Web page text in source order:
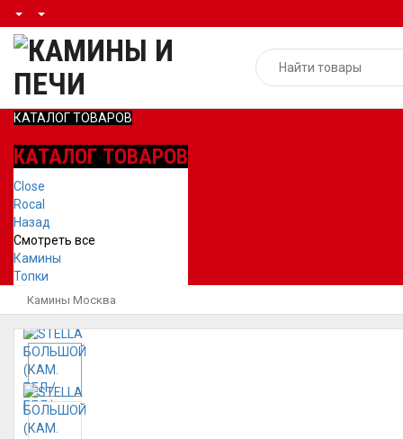
КАТАЛОГ ТОВАРОВ
КАТАЛОГ ТОВАРОВ
Close
Rocal
Назад
Смотреть все
Камины
Топки
Камины Москва